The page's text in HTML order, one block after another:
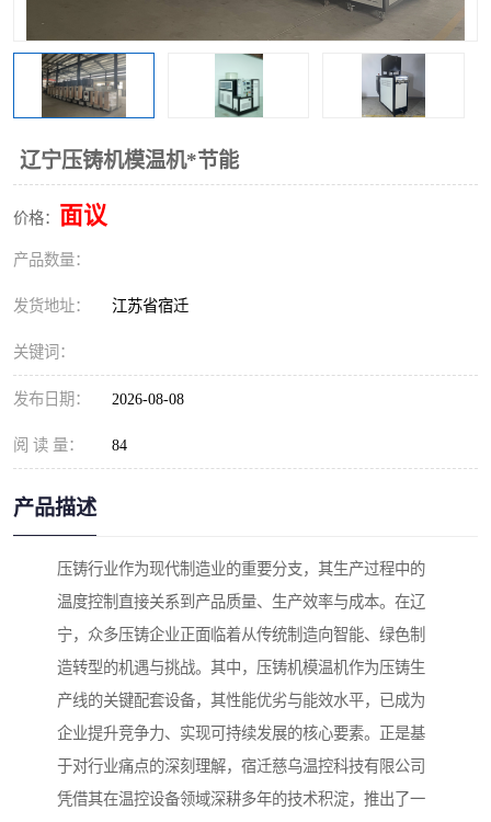
辽宁压铸机模温机*节能
价格： 面议
产品数量：
发货地址： 江苏省宿迁
关键词：
发布日期： 2026-08-08
阅 读 量： 84
产品描述
压铸行业作为现代制造业的重要分支，其生产过程中的
温度控制直接关系到产品质量、生产效率与成本。在辽
宁，众多压铸企业正面临着从传统制造向智能、绿色制
造转型的机遇与挑战。其中，压铸机模温机作为压铸生
产线的关键配套设备，其性能优劣与能效水平，已成为
企业提升竞争力、实现可持续发展的核心要素。正是基
于对行业痛点的深刻理解，宿迁慈乌温控科技有限公司
凭借其在温控设备领域深耕多年的技术积淀，推出了一